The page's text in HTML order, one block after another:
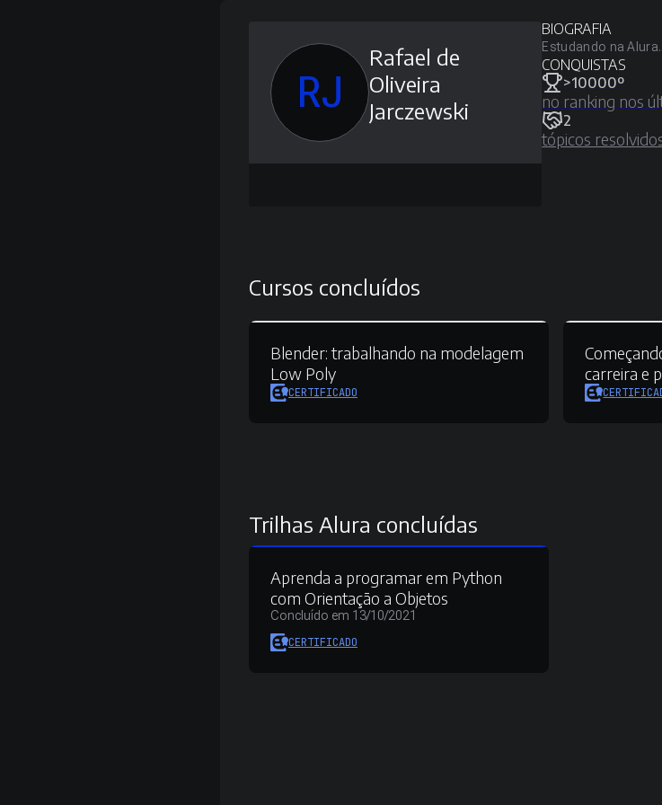
RJ
Rafael de
Oliveira
Jarczewski
BIOGRAFIA
Estudando na
CONQUISTAS
>10000º
no ranking nos
2
tópicos
Cursos concluídos
Blender:trabalhando na modelagem
Low Poly
CERTIFICADO
carreira e
Trilhas Alura concluídas
Aprenda a programar em Python
com Orientação a Objetos
Concluído em 13/10/2021
CERTIFICADO